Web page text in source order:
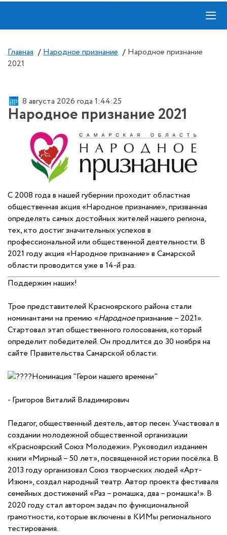
≡
Главная / Народное признание / Народное признание
2021
8 августа 2026 года 1:44:26
Народное признание 2021
С 2008 года в нашей губернии проходит областная
общественная акция «Народное признание», призванная
определять самых достойных жителей нашего региона,
тех, кто достиг значительных успехов в
профессиональной или общественной деятельности. В
2021 году акция «Народное признание» в Самарской
области проводится уже в 14-й раз.
Поддержим наших!
Трое представителей Красноярского района стали
номинантами на премию «Народноепризнание – 2021».
Стартовал этап общественного голосования, который
определит победителей. Он продлится до 30 ноября на
сайте Правительства Самарской области.
Номинация "Герои нашего времени"
- Григоров Виталий Владимирович
Педагог, общественный деятель, автор песен. Участвовал в
создании молодежной общественной организации
«Красноярский Союз Молодежи». Руководил изданием
книги «Мирный – 50 лет», посвященной истории посёлка. В
2013 году организовал Союз творческих людей «Арт-
Изюм», создал народный театр. Автор проекта фестиваля
семейных достижений «Раз – ромашка, два – ромашка!». В
2020 году стал автором задач по функциональной
грамотности, которые включены в КИМы регионального
тестирования.